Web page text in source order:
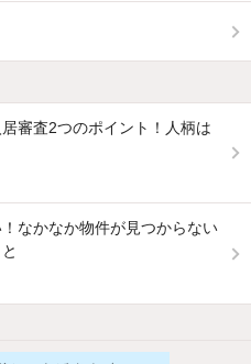
審査2つのポイント！人柄は
なかなか物件が見つからない